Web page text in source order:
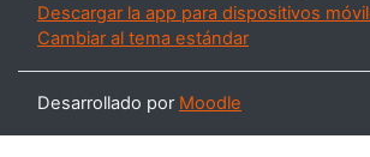
Descargar la app para dispositivos
Cambiar al tema estándar
Desarrollado por Moodle